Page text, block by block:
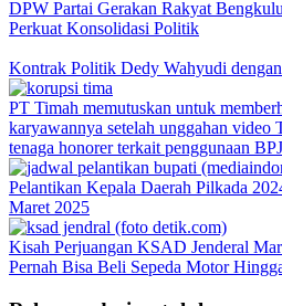
DPW Partai Gerakan Rakyat
Perkuat Konsolidasi Politik
Kontrak Politik Dedy Wahyudi
PT Timah memutuskan untuk
karyawannya setelah unggahan video
tenaga honorer terkait penggunaan
Pelantikan Kepala Daerah Pilkada
Maret 2025
Kisah Perjuangan KSAD Jenderal
Pernah Bisa Beli Sepeda Motor